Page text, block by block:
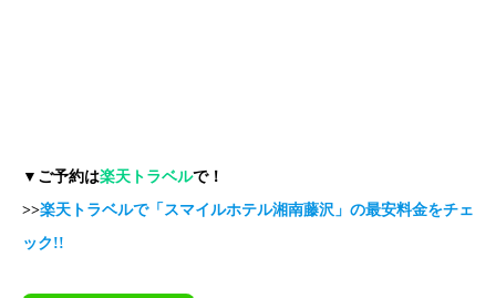
▼ご予約は楽天トラベルで！
>>楽天トラベルで「スマイルホテル湘南藤沢」の最安料金をチェ
ック!!